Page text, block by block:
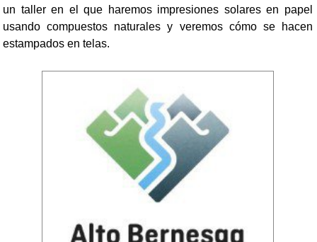
un taller en el que haremos impresiones solares en papel
usando compuestos naturales y veremos cómo se hacen
estampados en telas.